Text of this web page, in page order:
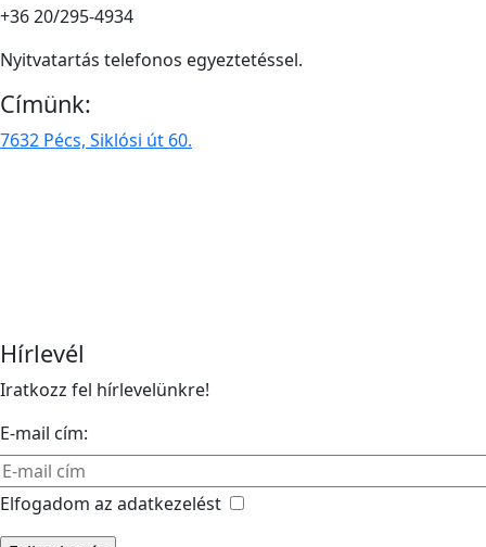
+36 20/295-4934
Nyitvatartás telefonos egyeztetéssel.
Címünk:
7632 Pécs, Siklósi út 60.
Hírlevél
Iratkozz fel hírlevelünkre!
E-mail cím:
Elfogadom az adatkezelést